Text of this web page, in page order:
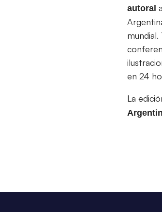
autoral
en 24
La